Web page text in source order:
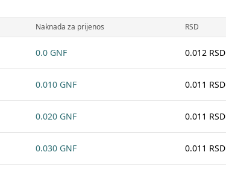
Naknada za prijenos RSD
0.0 GNF 0.012 RSD
0.010 GNF 0.011 RSD
0.020 GNF 0.011 RSD
0.030 GNF 0.011 RSD